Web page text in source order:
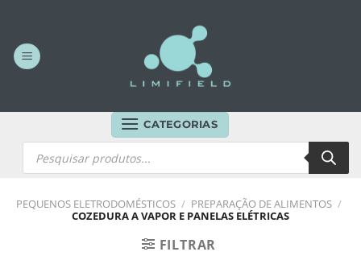
content
CATEGORIAS
Products
search
PEQUENOS ELETRODOMÉSTICOS / PREPARAÇÃO DE ALIMENTOS /
COZEDURA A VAPOR E PANELAS ELÉTRICAS
FILTRAR